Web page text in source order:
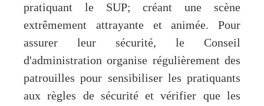
pratiquant le SUP; créant une scène
extrêmement attrayante et animée. Pour
assurer leur sécurité, le Conseil
d'administration organise régulièrement des
patrouilles pour sensibiliser les pratiquants
aux règles de sécurité et vérifier que les